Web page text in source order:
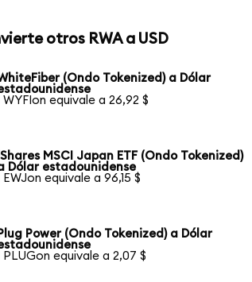
otros RWA a USD
(Ondo Tokenized) a Dólar
WYFIon equivale a 26,92 $
MSCI Japan ETF (Ondo Tokenized)
Dólar estadounidense
EWJon equivale a 96,15 $
Plug Power (Ondo Tokenized) a Dólar
PLUGon equivale a 2,07 $